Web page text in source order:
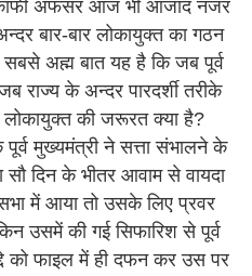
काफी अफसर आज भी आजाद नजर
बार-बार लोकायुक्त का गठन
अह्म बात यह है कि जब पूर्व
राज्य के अन्दर पारदर्शी तरीके
लोकायुक्त की जरूरत क्या है?
मुख्यमंत्री ने सत्ता संभालने के
दिन के भीतर आवाम से वायदा
में आया तो उसके लिए प्रवर
उसमें की गई सिफारिश से पूर्व
को फाइल में ही दफन कर उस पर